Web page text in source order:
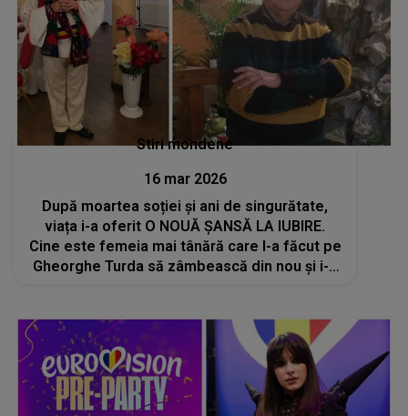
Stiri mondene
16 mar 2026
După moartea soției și ani de singurătate,
viața i-a oferit O NOUĂ ȘANSĂ LA IUBIRE.
Cine este femeia mai tânără care l-a făcut pe
Gheorghe Turda să zâmbească din nou și i-a